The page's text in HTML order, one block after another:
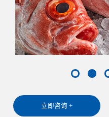
立即咨询 +